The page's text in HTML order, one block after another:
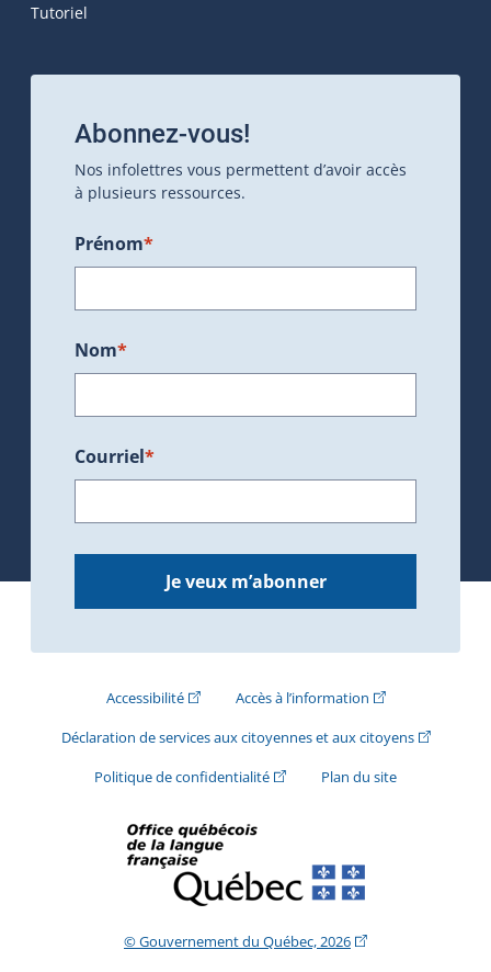
Tutoriel
Abonnez-vous!
Nos infolettres vous permettent d’avoir accès
à plusieurs ressources.
Prénom*
Nom*
Courriel*
Je veux m’abonner
Accessibilité(Cet hyperlien externe s'ouvrira dans une
Accès à l’information(Cet hyperlien
Déclaration de services aux citoyennes et aux citoyens(Cet
Politique de confidentialité(Cet hyperlien externe s'ouvrira
Plan du site
© Gouvernement du Québec, 2026(Cet hyperlien